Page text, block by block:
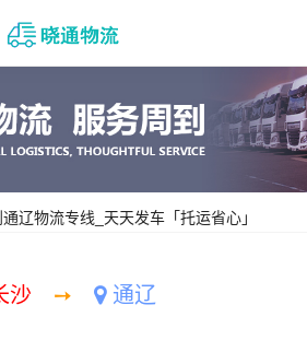
辽物流专线_天天发车「托运省心」
沙 ➙ 通辽